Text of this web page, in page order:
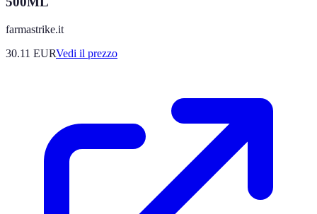
farmastrike.it
30.11 EURVedi il prezzo